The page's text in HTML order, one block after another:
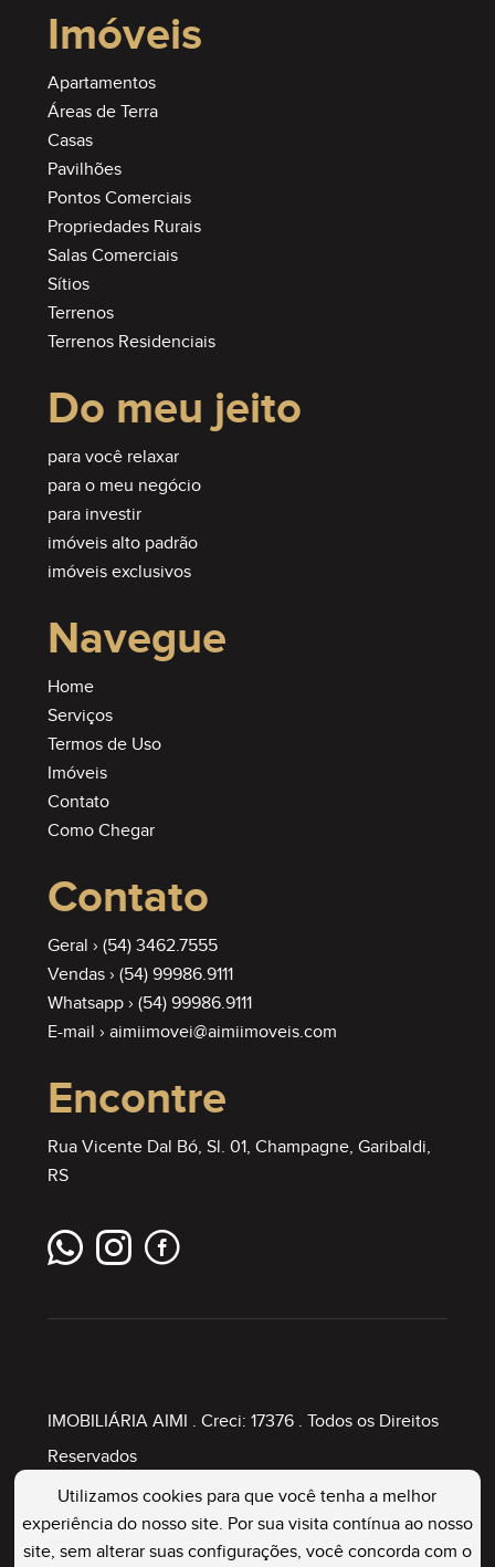
Imóveis
Apartamentos
Áreas de Terra
Casas
Pavilhões
Pontos Comerciais
Propriedades Rurais
Salas Comerciais
Sítios
Terrenos
Terrenos Residenciais
Do meu jeito
para você relaxar
para o meu negócio
para investir
imóveis alto padrão
imóveis exclusivos
Navegue
Home
Serviços
Termos de Uso
Imóveis
Contato
Como Chegar
Contato
Geral › (54) 3462.7555
Vendas › (54) 99986.9111
Whatsapp › (54) 99986.9111
E-mail › aimiimovei@aimiimoveis.com
Encontre
Rua Vicente Dal Bó, Sl. 01, Champagne, Garibaldi,
RS
IMOBILIÁRIA AIMI . Creci: 17376 . Todos os Direitos
Reservados
Painel Imobiliário
Utilizamos cookies para que você tenha a melhor
experiência do nosso site. Por sua visita contínua ao nosso
site, sem alterar suas configurações, você concorda com o